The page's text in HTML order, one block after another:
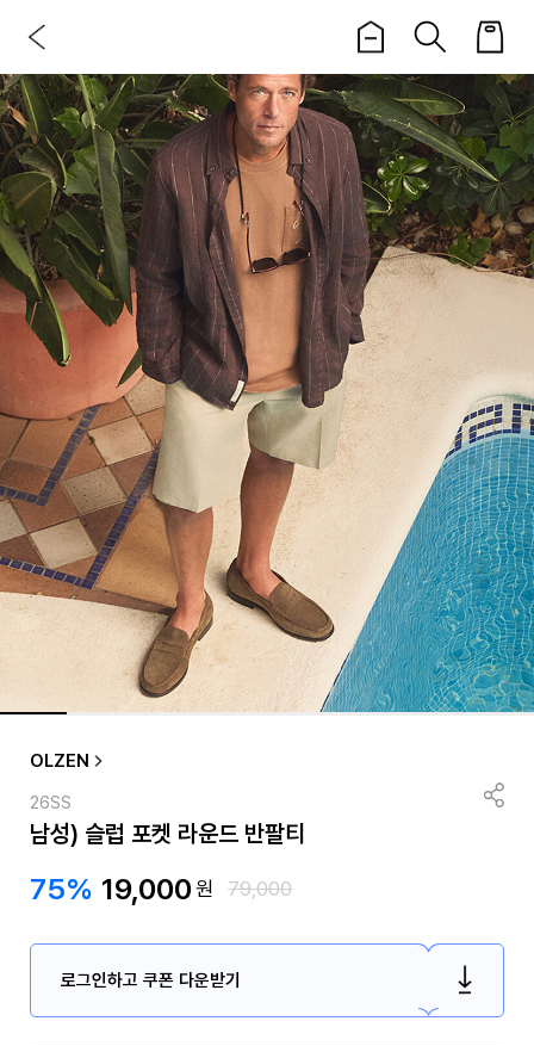
OLZEN
26SS
남성) 슬럽 포켓 라운드 반팔티
75% 19,000원 79,000
로그인하고 쿠폰 다운받기